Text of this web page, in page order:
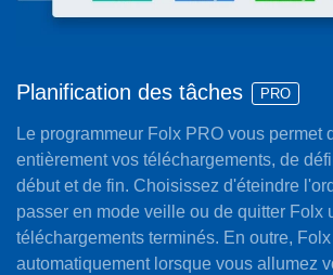
Planification des tâches PRO
Le programmeur Folx PRO vous permet
entièrement vos téléchargements, de
début et de fin. Choisissez d'éteindre
passer en mode veille ou de quitter Folx
téléchargements terminés. En outre,
automatiquement lorsque vous allumez